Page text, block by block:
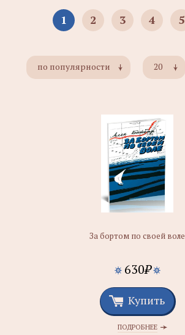
1 2 3 4 5
20
по популярности
За бортом по своей воле
630₽
Купить
ПОДРОБНЕЕ